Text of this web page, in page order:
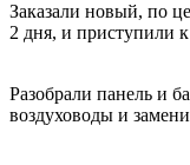
Заказали новый, по
2 дня, и приступили к
Разобрали панель и
воздуховоды и